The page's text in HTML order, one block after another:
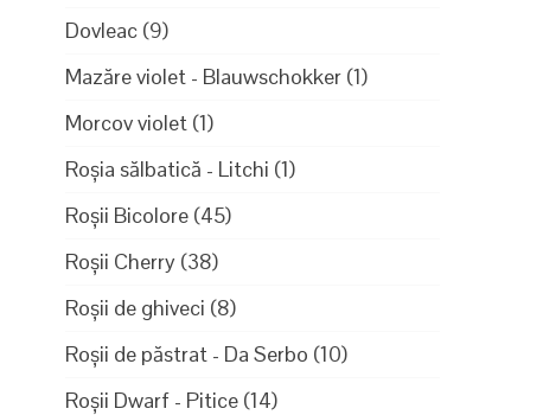
Dovleac (9)
Mazăre violet - Blauwschokker (1)
Morcov violet (1)
Roșia sălbatică - Litchi (1)
Roșii Bicolore (45)
Roșii Cherry (38)
Roșii de ghiveci (8)
Roșii de păstrat - Da Serbo (10)
Roșii Dwarf - Pitice (14)